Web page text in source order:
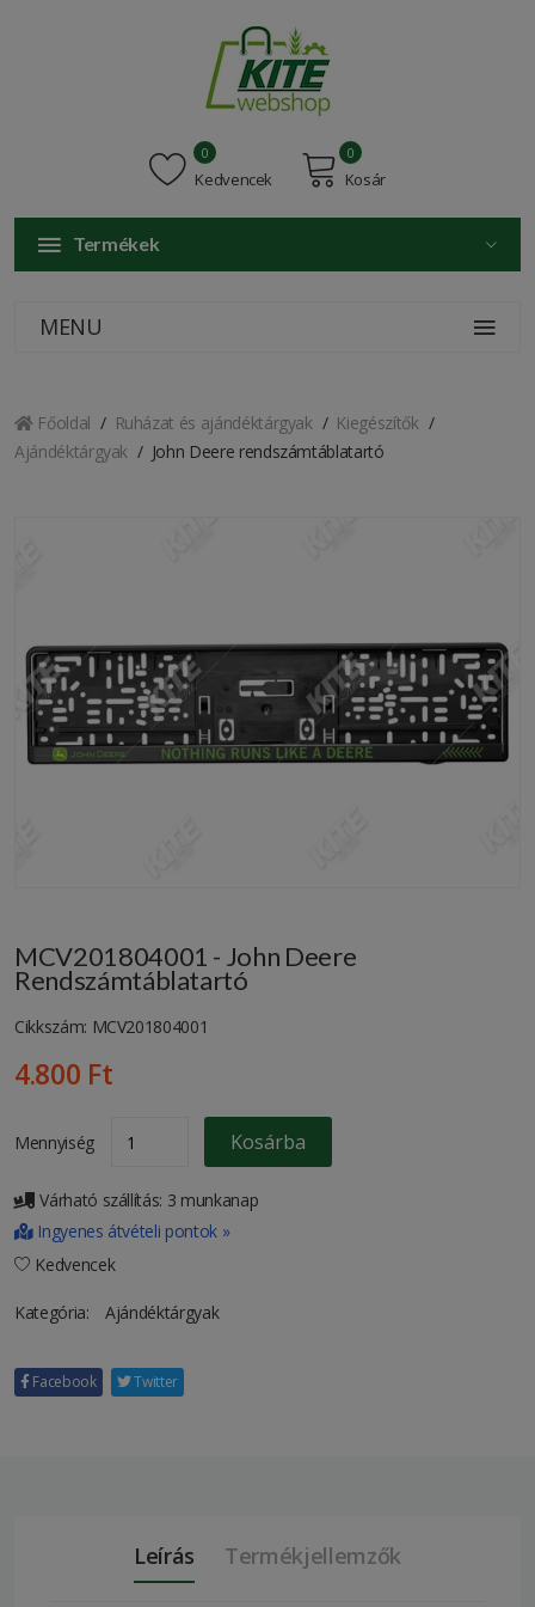
Kedvencek
0
Kosár
0
Termékek
MENU
Főoldal Ruházat és ajándéktárgyak
Kiegészítők
Ajándéktárgyak
John Deere rendszámtáblatartó
MCV201804001 - John Deere
Rendszámtáblatartó
Cikkszám: MCV201804001
4.800 Ft
Mennyiség Kosárba
Várható szállítás: 3 munkanap
Ingyenes átvételi pontok »
Kedvencek
Kategória: Ajándéktárgyak
Facebook Twitter
Leírás Termékjellemzők